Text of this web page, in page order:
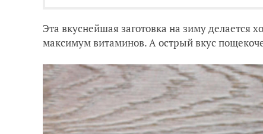
Эта вкуснейшая заготовка на зиму делается
максимум витаминов. А острый вкус